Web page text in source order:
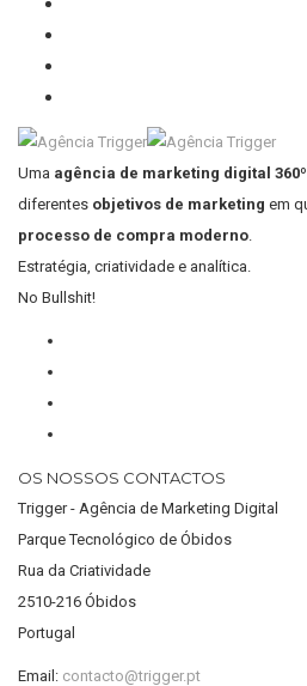
Uma agência de marketing digital 360º
diferentes objetivos de marketing em
processo de compra moderno
Estratégia, criatividade e analítica.
No Bullshit!
OS NOSSOS CONTACTOS
Trigger - Agência de Marketing Digital
Parque Tecnológico de Óbidos
Rua da Criatividade
2510-216 Óbidos
Portugal
Email: contacto@trigger.pt